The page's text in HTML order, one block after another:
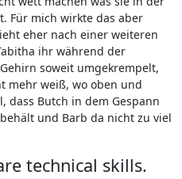
Für mich wirkte das aber
eher nach einer weiteren
ihr während der
soweit umgekrempelt,
mehr weiß, wo oben und
dass Butch in dem Gespann
und Barb da nicht zu viel
technical skills.